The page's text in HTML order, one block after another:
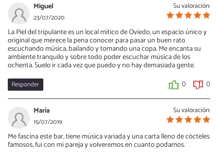
Su valoración:
Miguel
23/07/2020
La Piel del tripulante es un local mítico de Oviedo, un espacio único y
original que merece la pena conocer para pasar un buen rato
escuchando música, bailando y tomando una copa. Me encanta su
ambiente tranquilo y sobre todo poder escuchar música de los
ochenta. Suelo ir cada vez que puedo y no hay demasiada gente.
Responder 0 0
Su valoración:
María
15/07/2019
Me fascina este bar, tiene música variada y una carta lleno de cócteles
famosos, fui con mi pareja y volveremos en cuanto podamos.